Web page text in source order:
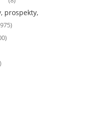
prospekty,